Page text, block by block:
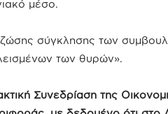
μέσο.
σύγκλησης των
των θυρών».
Συνεδρίαση της